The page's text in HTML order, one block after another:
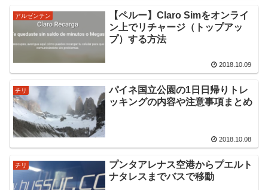
アルゼンチン
【ペルー】Claro Simをオンライ
ン上でリチャージ（トップアッ
プ）する方法
2018.10.09
チリ
パイネ国立公園の1日日帰りトレ
ッキングの内容や注意事項まとめ
2018.10.08
チリ
プンタアレナス空港からプエルト
ナタレスまでバスで移動